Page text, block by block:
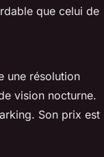
que celui de
une résolution
vision nocturne.
Son prix est